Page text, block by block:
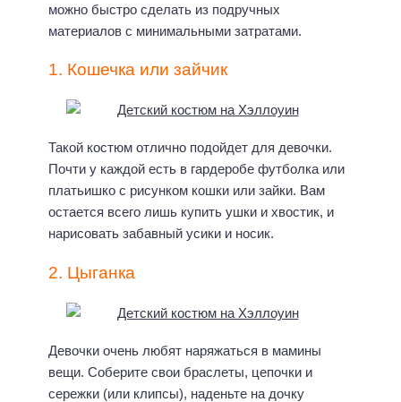
можно быстро сделать из подручных
материалов с минимальными затратами.
1. Кошечка или зайчик
Такой костюм отлично подойдет для девочки.
Почти у каждой есть в гардеробе футболка или
платьишко с рисунком кошки или зайки. Вам
остается всего лишь купить ушки и хвостик, и
нарисовать забавный усики и носик.
2. Цыганка
Девочки очень любят наряжаться в мамины
вещи. Соберите свои браслеты, цепочки и
сережки (или клипсы), наденьте на дочку